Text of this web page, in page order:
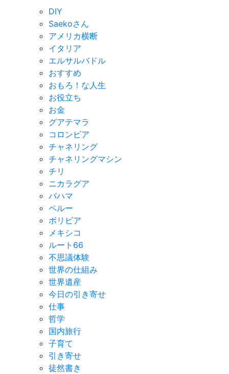
DIY
Saekoさん
アメリカ横断
イタリア
エルサルバドル
おすすめ
おもろ！な人生
お役立ち
お金
グアテマラ
コロンビア
チャネリング
チャネリングマシン
チリ
ニカラグア
バハマ
ペルー
ボリビア
メキシコ
ルート66
不思議体験
世界の仕組み
世界遺産
今日の引き寄せ
仕事
哲学
国内旅行
子育て
引き寄せ
徒然書き